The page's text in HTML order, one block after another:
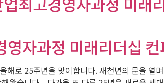
영자과정 미래리더십
로 25주년을 맞이합니다. 새천년의 문을 열